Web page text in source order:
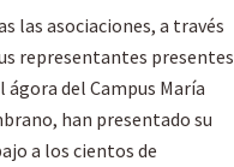
las asociaciones, a través
representantes presentes
ágora del Campus María
han presentado su
a los cientos de